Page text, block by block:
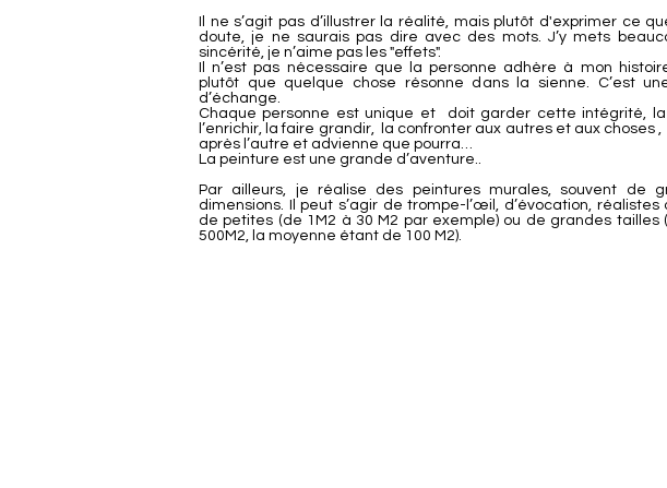
Il ne s’agit pas d’illustrer la réalité, mais plutôt d'exprimer ce
doute, je ne saurais pas dire avec des mots. J’y mets
sincérité, je n’aime pas les "effets".
Il n’est pas nécessaire que la personne adhère à mon
plutôt que quelque chose résonne dans la sienne. C’est
d’échange.
Chaque personne est unique et doit garder cette intégrité, la
l’enrichir, la faire grandir, la confronter aux autres et aux choses
après l’autre et advienne que pourra…
La peinture est une grande d’aventure..
Par ailleurs, je réalise des peintures murales, souvent de
dimensions. Il peut s’agir de trompe-l’œil, d’évocation, réalistes
de petites (de 1M2 à 30 M2 par exemple) ou de grandes tailles
500M2, la moyenne étant de 100 M2).